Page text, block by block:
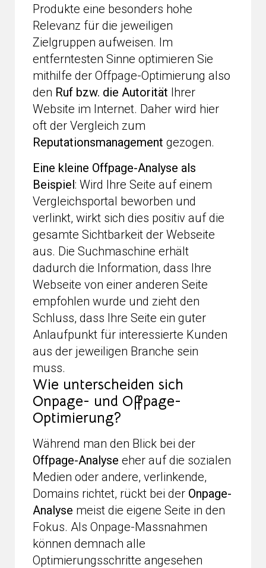
Produkte eine besonders hohe
Relevanz für die jeweiligen
Zielgruppen aufweisen. Im
entferntesten Sinne optimieren Sie
mithilfe der Offpage-Optimierung also
den Ruf bzw. die Autorität Ihrer
Website im Internet. Daher wird hier
oft der Vergleich zum
Reputationsmanagement gezogen.
Eine kleine Offpage-Analyse als
Beispiel: Wird Ihre Seite auf einem
Vergleichsportal beworben und
verlinkt, wirkt sich dies positiv auf die
gesamte Sichtbarkeit der Webseite
aus. Die Suchmaschine erhält
dadurch die Information, dass Ihre
Webseite von einer anderen Seite
empfohlen wurde und zieht den
Schluss, dass Ihre Seite ein guter
Anlaufpunkt für interessierte Kunden
aus der jeweiligen Branche sein
muss.
Wie unterscheiden sich
Onpage- und Offpage-
Optimierung?
Während man den Blick bei der
Offpage-Analyse eher auf die sozialen
Medien oder andere, verlinkende,
Domains richtet, rückt bei der Onpage-
Analyse meist die eigene Seite in den
Fokus. Als Onpage-Massnahmen
können demnach alle
Optimierungsschritte angesehen